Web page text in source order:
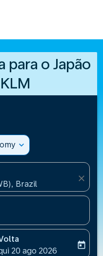
para o Japão
expand_more
Brazil
close
aria-label
booking-return-date-
20 ago 2026
today